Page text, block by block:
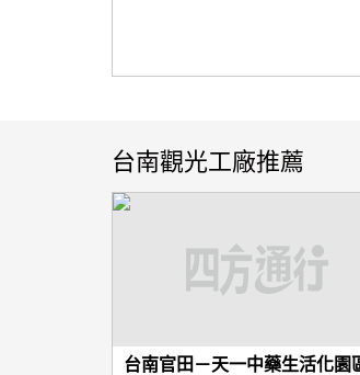
台南觀光工廠推薦
台南官田－天一中藥生活化園